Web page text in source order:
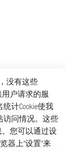
没有这些
用户请求的服
计Cookie使我
访问情况。这些
。您可以通过设
器上“设置”来